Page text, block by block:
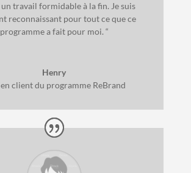
travail formidable à la fin. Je suis
reconnaissant pour tout ce que ce
programme a fait pour moi. “
Henry
client du programme ReBrand